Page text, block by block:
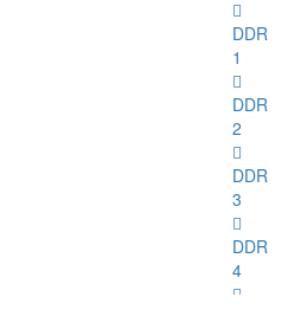
DDR
1
DDR
2
DDR
3
DDR
4